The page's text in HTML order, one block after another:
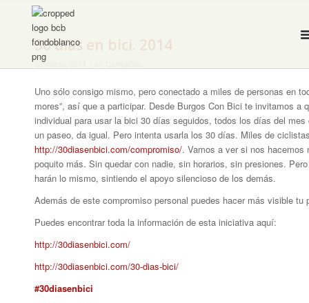
30 días en bici. 2014
22 marzo, 2014
Uno sólo consigo mismo, pero conectado a miles de personas en
mores”, así que a participar. Desde Burgos Con Bici te invitamos
individual para usar la bici 30 días seguidos, todos los días del
un paseo, da igual. Pero intenta usarla los 30 días. Miles de
http://30diasenbici.com/compromiso/. Vamos a ver si nos
poquito más. Sin quedar con nadie, sin horarios, sin presiones.
harán lo mismo, sintiendo el apoyo silencioso de los demás.
Además de este compromiso personal puedes hacer más visible
Puedes encontrar toda la información de esta iniciativa aquí:
http://30diasenbici.com/
http://30diasenbici.com/30-dias-bici/
#30diasenbici